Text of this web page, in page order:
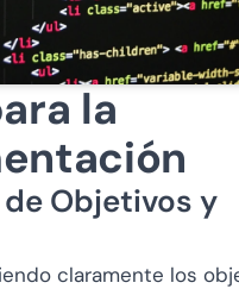
la
Objetivos y
claramente los